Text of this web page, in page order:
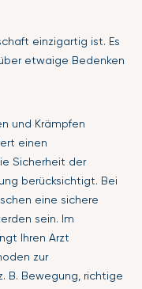
einzigartig ist. Es
etwaige Bedenken
und Krämpfen
einen
Sicherheit der
berücksichtigt. Bei
eine sichere
sein. Im
Ihren Arzt
zur
B. Bewegung, richtige